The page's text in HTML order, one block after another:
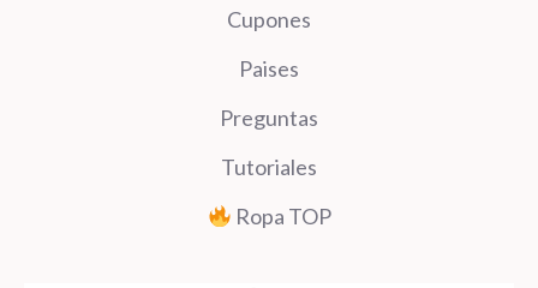
Cupones
Paises
Preguntas
Tutoriales
Ropa TOP